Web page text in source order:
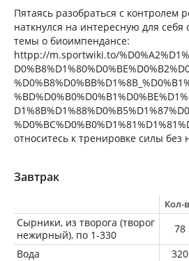
Пятаясь разобраться с
наткнулся на интересную для
темы о биоимпендансе:
httpp://m.sportwiki.to/
относитесь к тренировке силы
Завтрак
Кол-
Сырники, из творога (творог
нежирный), по 1-330
78
Вода
320